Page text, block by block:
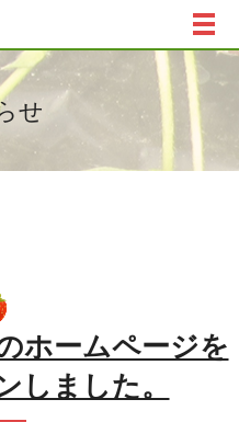
せ
ホームページを
しました。